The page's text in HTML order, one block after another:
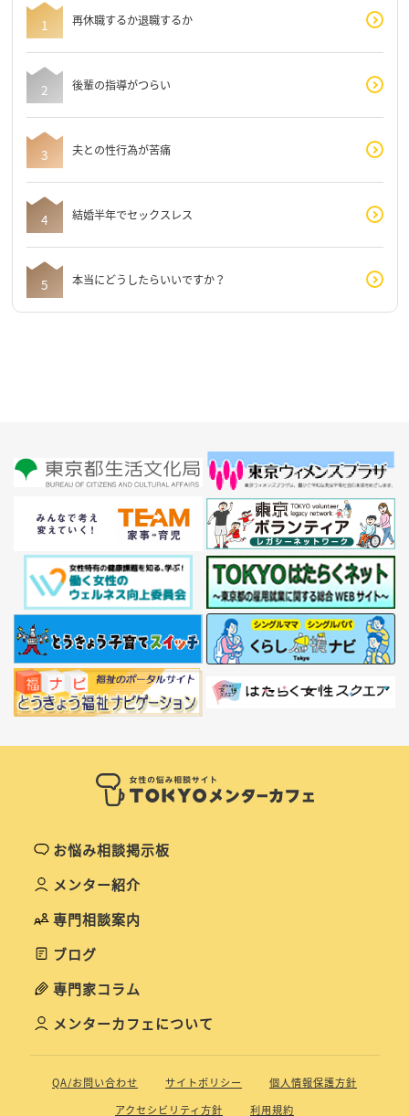
再休職するか退職するか
後輩の指導がつらい
夫との性行為が苦痛
結婚半年でセックスレス
本当にどうしたらいいですか？
お悩み相談掲示板
メンター紹介
専門相談案内
ブログ
専門家コラム
メンターカフェについて
QA/お問い合わせ サイトポリシー
個人情報保護方針
アクセシビリティ方針
利用規約